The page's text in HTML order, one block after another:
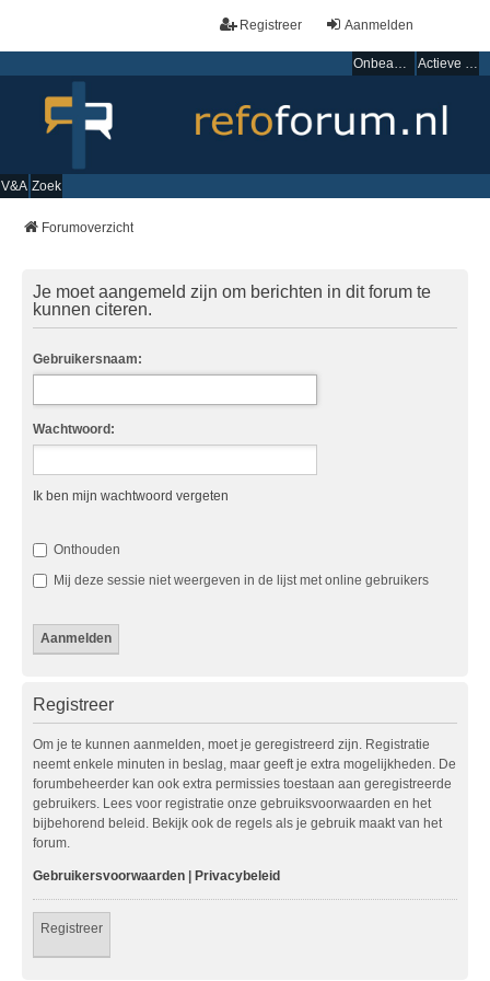
Aanmelden
Registreer
Onbeantwoorde onderwerpen Actieve onderwerpen
V&A Zoek
Forumoverzicht
Je moet aangemeld zijn om berichten in dit forum te
kunnen citeren.
Gebruikersnaam:
Wachtwoord:
Ik ben mijn wachtwoord vergeten
Onthouden
Mij deze sessie niet weergeven in de lijst met online gebruikers
Registreer
Om je te kunnen aanmelden, moet je geregistreerd zijn. Registratie
neemt enkele minuten in beslag, maar geeft je extra mogelijkheden. De
forumbeheerder kan ook extra permissies toestaan aan geregistreerde
gebruikers. Lees voor registratie onze gebruiksvoorwaarden en het
bijbehorend beleid. Bekijk ook de regels als je gebruik maakt van het
forum.
Gebruikersvoorwaarden | Privacybeleid
Registreer